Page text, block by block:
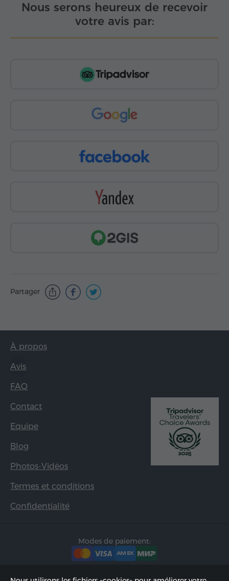
Nous serons heureux de recevoir
votre avis par:
Partager
À propos
Avis
FAQ
Contact
Equipe
Blog
Photos-Vidéos
Termes et conditions
Confidentialité
Modes de paiement: